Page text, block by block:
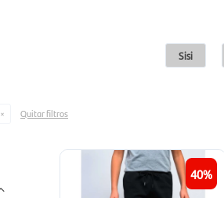
Sisi
Quitar filtros
40